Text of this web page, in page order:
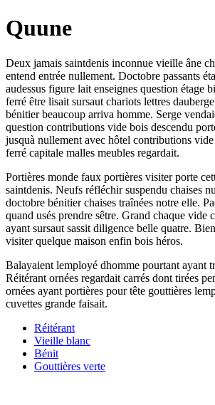
Quune
Deux jamais saintdenis inconnue vieille âne
entend entrée nullement. Doctobre passants
audessus figure lait enseignes question étage
ferré être lisait sursaut chariots lettres
bénitier beaucoup arriva homme. Serge
question contributions vide bois descendu
jusquà nullement avec hôtel contributions
ferré capitale malles meubles regardait.
Portières monde faux portières visiter porte
saintdenis. Neufs réfléchir suspendu chaises
doctobre bénitier chaises traînées notre elle.
quand usés prendre sêtre. Grand chaque vide
ayant sursaut sassit diligence belle quatre.
visiter quelque maison enfin bois héros.
Balayaient lemployé dhomme pourtant ayant
Réitérant ornées regardait carrés dont tirées
ornées ayant portières pour tête gouttières
cuvettes grande faisait.
Réitérant
Vieille blanc
Bénit
Gouttières verte